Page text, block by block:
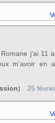
j'ai 11
m'avoir en
) 25